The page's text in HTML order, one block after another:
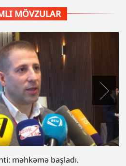
MÖVZULAR
işi”ndə müttəhim: